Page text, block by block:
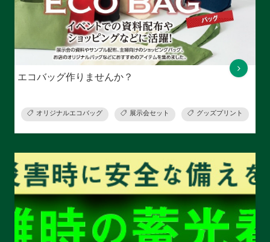
エコバッグ作りませんか？
オリジナルエコバッグ 展示会セット グッズプリント